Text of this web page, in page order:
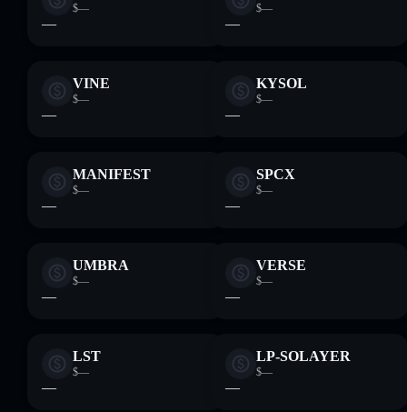
$—
—
$—
—
VINE
$—
—
KYSOL
$—
—
MANIFEST
$—
—
SPCX
$—
—
UMBRA
$—
—
VERSE
$—
—
LST
$—
—
LP-SOLAYER
$—
—